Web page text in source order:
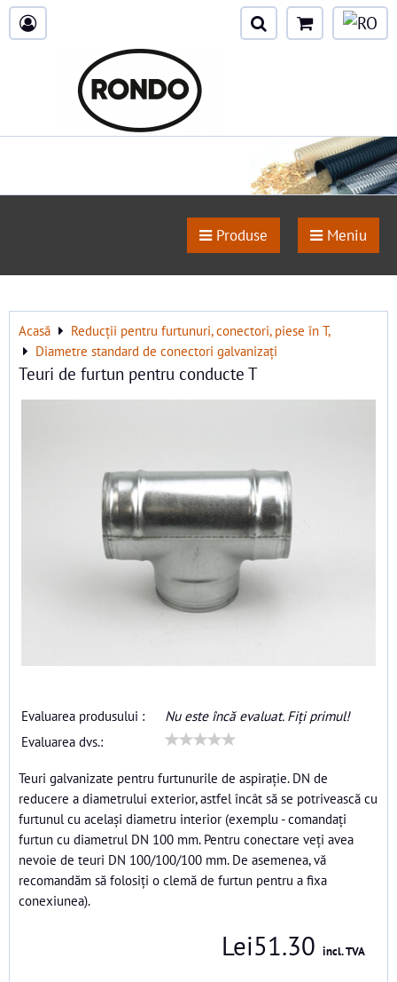
Produse Meniu
Acasă
Reducții pentru furtunuri, conectori, piese în T,
Diametre standard de conectori galvanizați
Teuri de furtun pentru conducte T
Evaluarea produsului :
Nu este încă evaluat. Fiți primul!
Evaluarea dvs.:
Teuri galvanizate pentru furtunurile de aspirație. DN de
reducere a diametrului exterior, astfel încât să se potrivească cu
furtunul cu același diametru interior (exemplu - comandați
furtun cu diametrul DN 100 mm. Pentru conectare veți avea
nevoie de teuri DN 100/100/100 mm. De asemenea, vă
recomandăm să folosiți o clemă de furtun pentru a fixa
conexiunea).
Lei51.30 incl. TVA